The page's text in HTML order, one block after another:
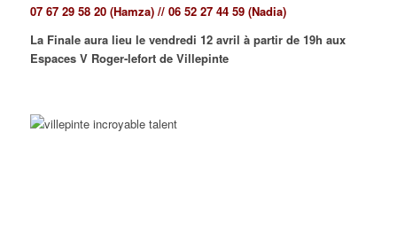
07 67 29 58 20 (Hamza) // 06 52 27 44 59 (Nadia)
La Finale aura lieu le vendredi 12 avril à partir de 19h aux
Espaces V Roger-lefort de Villepinte